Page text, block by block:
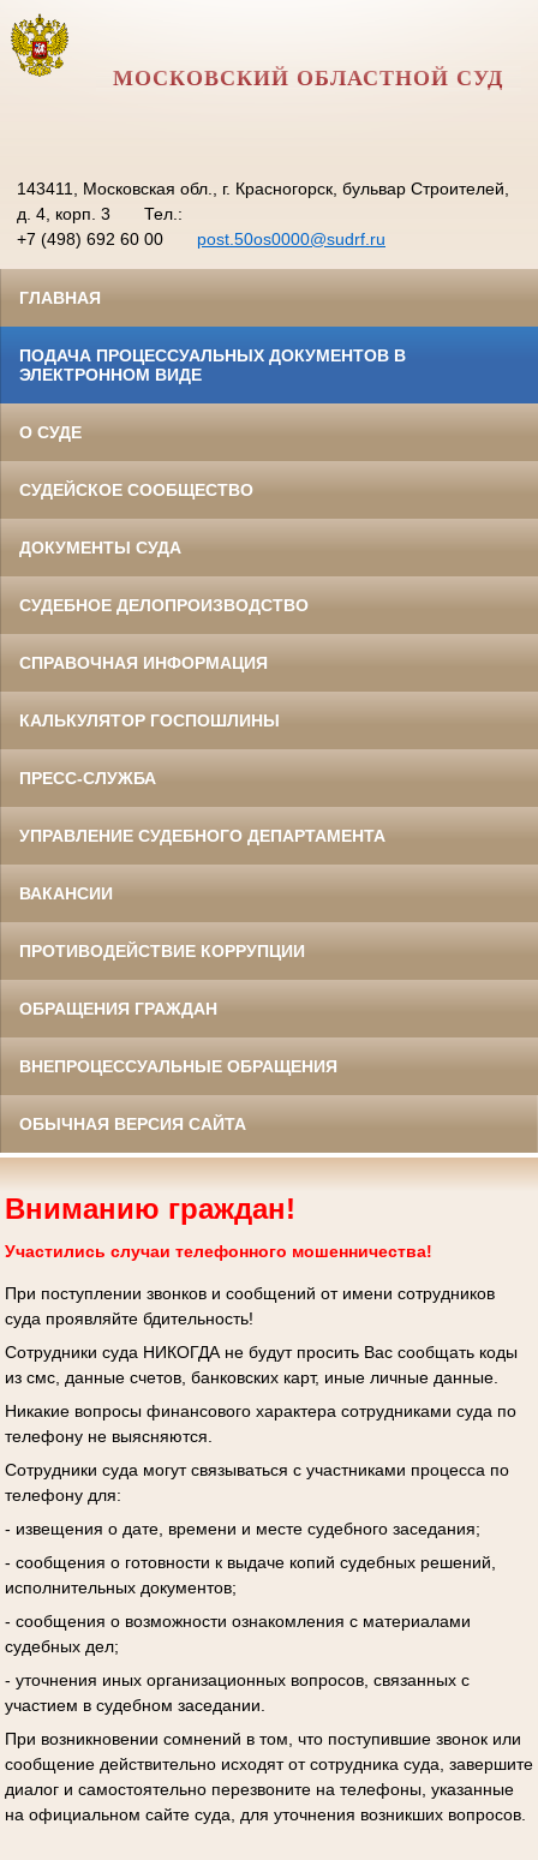
МОСКОВСКИЙ ОБЛАСТНОЙ СУД
143411, Московская обл., г. Красногорск, бульвар Строителей,
д. 4, корп. 3
Тел.:
+7 (498) 692 60 00
post.50os0000@sudrf.ru
ГЛАВНАЯ
ПОДАЧА ПРОЦЕССУАЛЬНЫХ ДОКУМЕНТОВ В
ЭЛЕКТРОННОМ ВИДЕ
О СУДЕ
СУДЕЙСКОЕ СООБЩЕСТВО
ДОКУМЕНТЫ СУДА
СУДЕБНОЕ ДЕЛОПРОИЗВОДСТВО
СПРАВОЧНАЯ ИНФОРМАЦИЯ
КАЛЬКУЛЯТОР ГОСПОШЛИНЫ
ПРЕСС-СЛУЖБА
УПРАВЛЕНИЕ СУДЕБНОГО ДЕПАРТАМЕНТА
ВАКАНСИИ
ПРОТИВОДЕЙСТВИЕ КОРРУПЦИИ
ОБРАЩЕНИЯ ГРАЖДАН
ВНЕПРОЦЕССУАЛЬНЫЕ ОБРАЩЕНИЯ
ОБЫЧНАЯ ВЕРСИЯ САЙТА
Вниманию граждан!
Участились случаи телефонного мошенничества!
При поступлении звонков и сообщений от имени сотрудников
суда проявляйте бдительность!
Сотрудники суда НИКОГДА не будут просить Вас сообщать коды
из смс, данные счетов, банковских карт, иные личные данные.
Никакие вопросы финансового характера сотрудниками суда по
телефону не выясняются.
Сотрудники суда могут связываться с участниками процесса по
телефону для:
- извещения о дате, времени и месте судебного заседания;
- сообщения о готовности к выдаче копий судебных решений,
исполнительных документов;
- сообщения о возможности ознакомления с материалами
судебных дел;
- уточнения иных организационных вопросов, связанных с
участием в судебном заседании.
При возникновении сомнений в том, что поступившие звонок или
сообщение действительно исходят от сотрудника суда, завершите
диалог и самостоятельно перезвоните на телефоны, указанные
на официальном сайте суда, для уточнения возникших вопросов.